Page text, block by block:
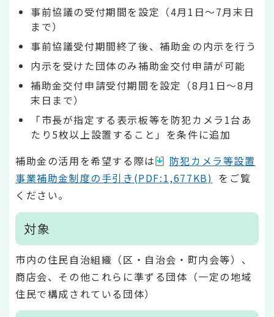
事前協議の受付期間を設定（4月1日～7月末日
まで）
事前協議受付期間終了後、補助金の内示を行う
内示を受けた団体のみ補助金交付申請が可能
補助金交付申請受付期間を設定（8月1日～8月
末日まで）
「市長が指定する表示板等を防犯カメラ1台あ
たり5枚以上設置すること」を条件に追加
補助金の活用を希望する際は
防犯カメラ等設置
事業補助金制度の手引き(PDF:1,677KB) をご覧
ください。
対象
市内の住民自治組織（区・自治会・町内会等）、
商店会、その他これらに準ずる団体（一定の地域
住民で構成されている団体）